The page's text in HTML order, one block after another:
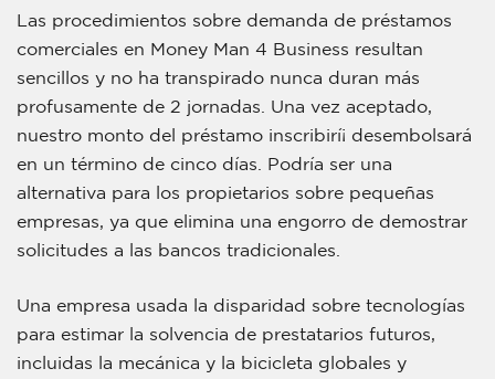
Las procedimientos sobre demanda de préstamos
comerciales en Money Man 4 Business resultan
sencillos y no ha transpirado nunca duran más
profusamente de 2 jornadas. Una vez aceptado,
nuestro monto del préstamo inscribirí¡ desembolsará
en un término de cinco días. Podría ser una
alternativa para los propietarios sobre pequeñas
empresas, ya que elimina una engorro de demostrar
solicitudes a las bancos tradicionales.
Una empresa usada la disparidad sobre tecnologías
para estimar la solvencia de prestatarios futuros,
incluidas la mecánica y la bicicleta globales y